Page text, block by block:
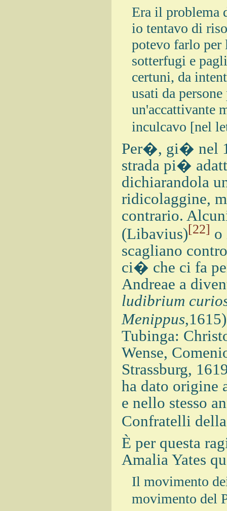
Era il problema
io tentavo di
potevo farlo per
sotterfugi e
certuni, da
usati da
un'accattivante
inculcavo [nel
Per�, gi� nel
strada pi�
dichiarandola
ridicolaggine,
contrario.
(Libavius)[22] o
scagliano
ci� che ci fa
Andreae a
ludibrium
Menippus,1615)
Tubinga:
Wense,
Strassburg,
ha dato origine
e nello stesso
Confratelli
È per questa
Amalia Yates
Il movimento
movimento del